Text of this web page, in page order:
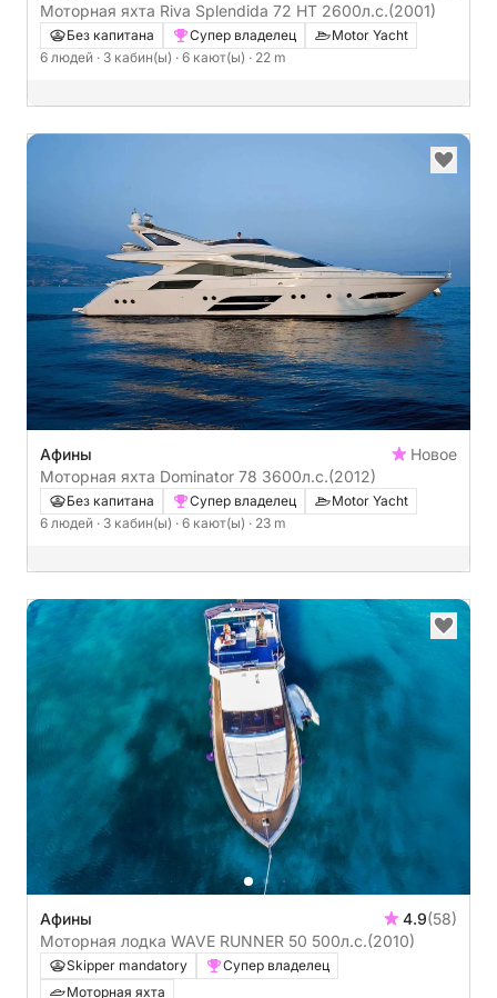
Моторная яхта Riva Splendida 72 HT 2600л.с.(2001)
Без капитана Супер владелец
Motor Yacht
6 людей · 3 кабин(ы) · 6 кают(ы) · 22 m
Афины
Новое
Моторная яхта Dominator 78 3600л.с.(2012)
Без капитана Супер владелец
Motor Yacht
6 людей · 3 кабин(ы) · 6 кают(ы) · 23 m
Афины 4.9(58)
Моторная лодка WAVE RUNNER 50 500л.с.(2010)
Skipper mandatory
Супер владелец
Моторная яхта